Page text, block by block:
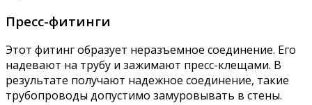
Пресс-фитинги
Этот фитинг образует неразъемное соединение. Его
надевают на трубу и зажимают пресс-клещами. В
результате получают надежное соединение, такие
трубопроводы допустимо замуровывать в стены.